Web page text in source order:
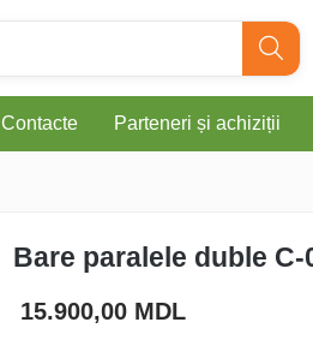
Contacte Parteneri și achiziții
Bare paralele duble C-
15.900,00 MDL